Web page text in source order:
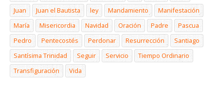
Juan
Juan el Bautista ley Mandamiento
Manifestación
María
Misericordia Navidad Oración Padre
Pascua
Pedro
Pentecostés Perdonar Resurrección
Santiago
Santísima Trinidad
Seguir Servicio
Tiempo Ordinario
Transfiguración
Vida